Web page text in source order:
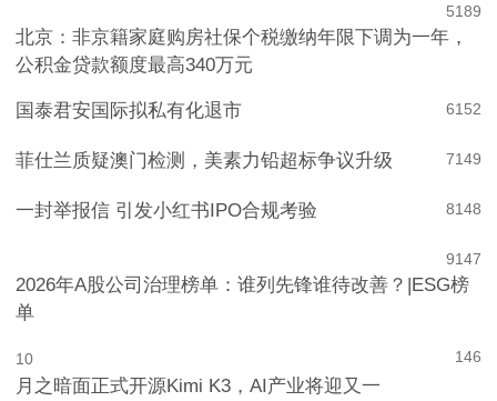
189
5
北京：非京籍家庭购房社保个税缴纳年限下调为一年，
公积金贷款额度最高340万元
152
6
国泰君安国际拟私有化退市
149
7
菲仕兰质疑澳门检测，美素力铅超标争议升级
148
8
一封举报信 引发小红书IPO合规考验
147
9
2026年A股公司治理榜单：谁列先锋谁待改善？|ESG榜
单
146
10
月之暗面正式开源Kimi K3，AI产业将迎又一